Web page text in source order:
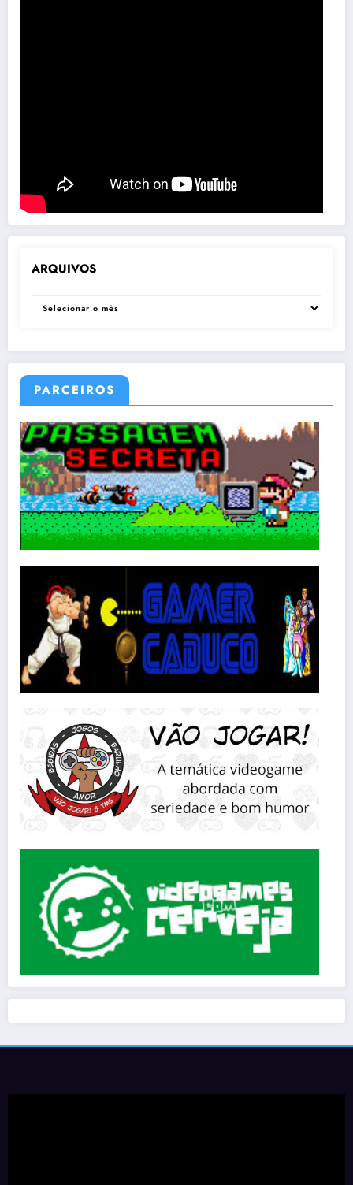
ARQUIVOS
ARQUIVOS
PARCEIROS